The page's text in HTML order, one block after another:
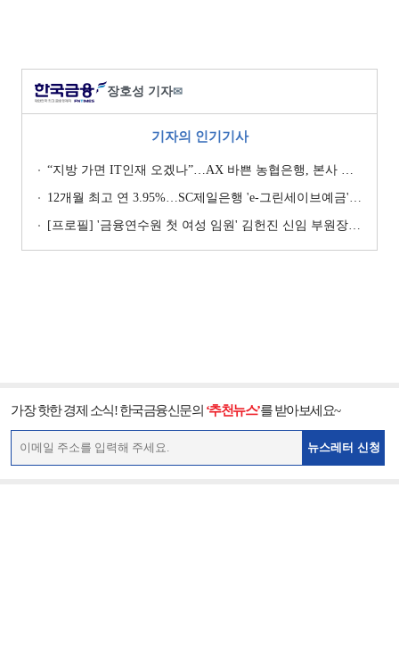
장호성 기자✉
기자의 인기기사
“지방 가면 IT인재 오겠나”…AX 바쁜 농협은행, 본사 이전설에 ‘긴장’ [막 오른 금융권 하투(夏鬪)]
12개월 최고 연 3.95%…SC제일은행 'e-그린세이브예금' [이주의 은행 예금금리-8월 1주]
[프로필] '금융연수원 첫 여성 임원' 김헌진 신임 부원장···교육·디지털·기획 '올라운더'
가장 핫한 경제 소식! 한국금융신문의 ‘추천뉴스’를 받아보세요~
뉴스레터 신청